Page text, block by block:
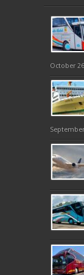
October